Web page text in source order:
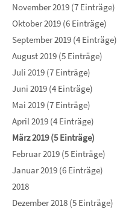
November 2019 (7 Einträge)
Oktober 2019 (6 Einträge)
September 2019 (4 Einträge)
August 2019 (5 Einträge)
Juli 2019 (7 Einträge)
Juni 2019 (4 Einträge)
Mai 2019 (7 Einträge)
April 2019 (4 Einträge)
März 2019 (5 Einträge)
Februar 2019 (5 Einträge)
Januar 2019 (6 Einträge)
2018
Dezember 2018 (5 Einträge)